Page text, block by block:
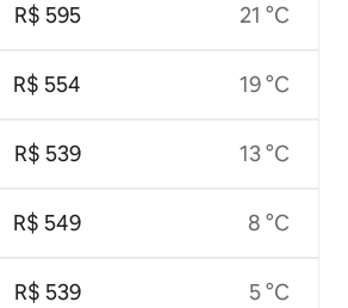
R$ 595
R$ 554
R$ 539
R$ 549
R$ 539
21 °C
19 °C
13 °C
8 °C
5 °C